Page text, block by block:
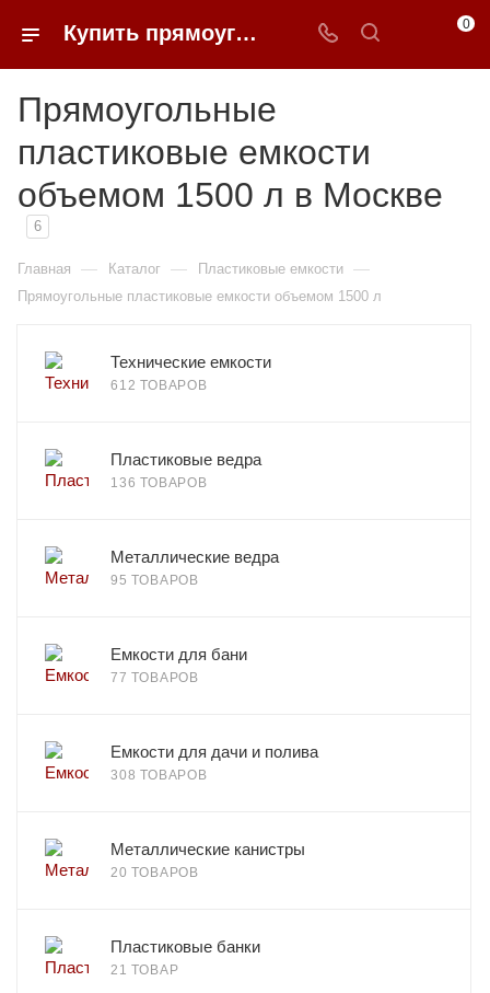
Купить прямоугольные пластиковые емкости объемом 1500 л в Москве | 0FFER 0
Прямоугольные
пластиковые емкости
объемом 1500 л в Москве
6
Главная — Каталог — Пластиковые емкости —
Прямоугольные пластиковые емкости объемом 1500 л
Технические емкости
612 ТОВАРОВ
Пластиковые ведра
136 ТОВАРОВ
Металлические ведра
95 ТОВАРОВ
Емкости для бани
77 ТОВАРОВ
Емкости для дачи и полива
308 ТОВАРОВ
Металлические канистры
20 ТОВАРОВ
Пластиковые банки
21 ТОВАР